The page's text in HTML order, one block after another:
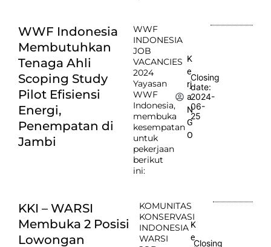
WWF Indonesia
Membutuhkan
Tenaga Ahli
Scoping Study
Pilot Efisiensi
Energi,
Penempatan di
Jambi
WWF
INDONESIA
JOB
VACANCIES
2024
Yayasan
WWF
Indonesia,
membuka
kesempatan
untuk
pekerjaan
berikut
ini:
K
e
rj
a
N
G
O
Closing
date:
2024-
06-
25
KKI – WARSI
Membuka 2 Posisi
Lowongan
KOMUNITAS
KONSERVASI
INDONESIA
WARSI
K
e
Closing